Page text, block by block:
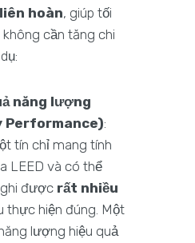
hoàn, giúp tối
cần tăng chi
năng lượng
Performance):
tín chỉ mang tính
LEED và có thể
được rất nhiều
thực hiện đúng. Một
lượng hiệu quả